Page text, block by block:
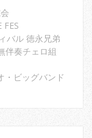
FES
バル 徳永兄弟
伴奏チェロ組
・ビッグバンド